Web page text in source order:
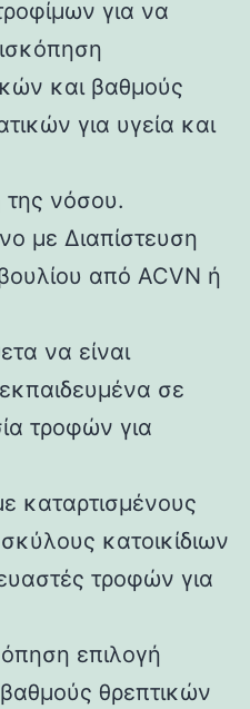
για να
και βαθμούς
για υγεία και
νόσου.
με Διαπίστευση
από ACVN ή
να είναι
σε
τροφών για
καταρτισμένους
κατοικίδιων
τροφών για
επιλογή
θρεπτικών